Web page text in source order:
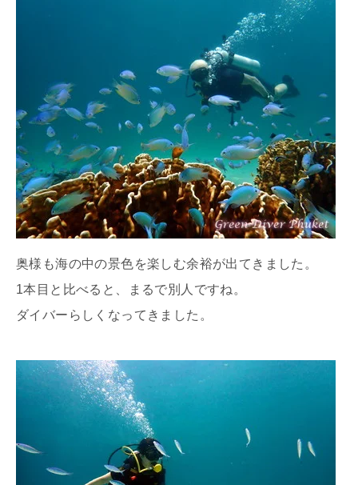
奥様も海の中の景色を楽しむ余裕が出てきました。
1本目と比べると、まるで別人ですね。
ダイバーらしくなってきました。